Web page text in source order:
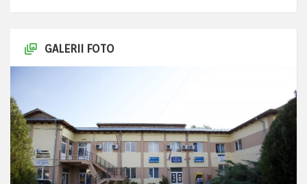
GALERII FOTO